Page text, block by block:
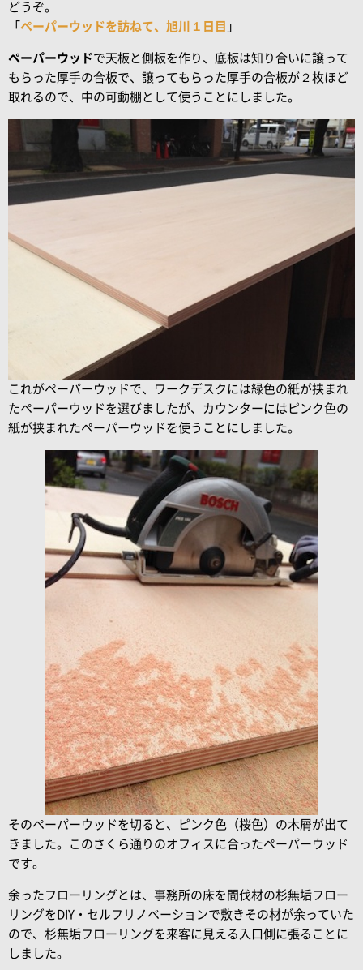
どうぞ。
「 ペーパーウッドを訪ねて、旭川１日目 」
ペーパーウッドで天板と側板を作り、底板は知り合いに譲って
もらった厚手の合板で、譲ってもらった厚手の合板が２枚ほど
取れるので、中の可動棚として使うことにしました。
これがペーパーウッドで、ワークデスクには緑色の紙が挟まれ
たペーパーウッドを選びましたが、カウンターにはピンク色の
紙が挟まれたペーパーウッドを使うことにしました。
そのペーパーウッドを切ると、ピンク色（桜色）の木屑が出て
きました。このさくら通りのオフィスに合ったペーパーウッド
です。
余ったフローリングとは、事務所の床を間伐材の杉無垢フロー
リングをDIY・セルフリノベーションで敷きその材が余っていた
ので、杉無垢フローリングを来客に見える入口側に張ることに
しました。